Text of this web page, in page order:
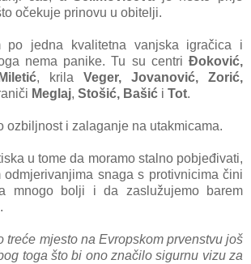
očekuje prinovu u obitelji.
po jedna
kvalitetna vanjska igračica i
nema panike. Tu su centri Đoković,
Miletić, krila Veger, Jovanović, Zorić,
Meglaj, Stošić, Bašić i Tot.
ozbiljnost i zalaganje na utakmicama.
u tome da moramo stalno pobjeđivati,
snaga s protivnicima čini
mnogo bolji i da zaslužujemo barem
treće mjesto na Evropskom prvenstvu još
toga što bi ono značilo sigurnu vizu za